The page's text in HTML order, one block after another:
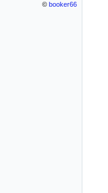
© booker66